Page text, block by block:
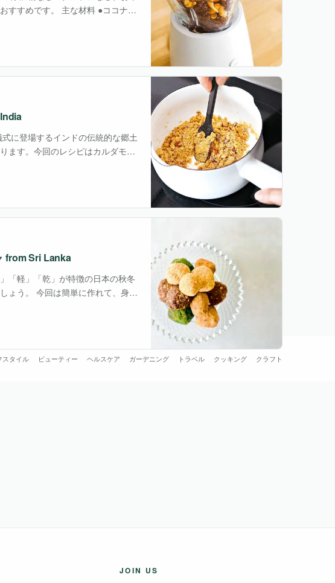
スタイル ビューティー ヘルスケア ガーデニング トラベル クッキング クラフト
すすめです。 主な材料 ●ココナッ
リウム・マグネシウムなどのミネ
に登場するインドの伝統的な郷土
ます。今回のレシピはカルダモン
こ豆を挽いて作る粉は、ベサン
from Sri Lanka
「軽」「乾」が特徴の日本の秋冬
ょう。 今回は簡単に作れて、身体
質が摂れて甘みもあり、腹持ち
JOIN US